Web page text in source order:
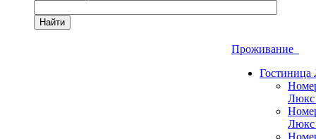
Найти
Проживание